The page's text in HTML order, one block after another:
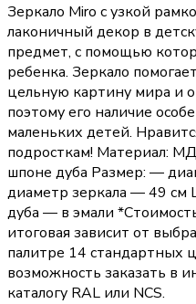
Зеркало Miro с узкой
лаконичный декор в
предмет, с помощью
ребенка. Зеркало
цельную картину мира и
поэтому его наличие
маленьких детей.
подросткам! Материал:
шпоне дуба Размер: —
диаметр зеркала — 49 см
дуба — в эмали
итоговая зависит от
палитре 14 стандартных
возможность заказать в
каталогу RAL или NCS.